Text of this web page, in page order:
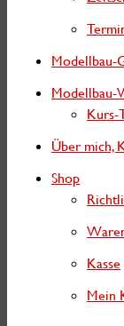
Modellbau-
Modellbau-
Kurs-
Über mich,
Shop
Kasse
Mein